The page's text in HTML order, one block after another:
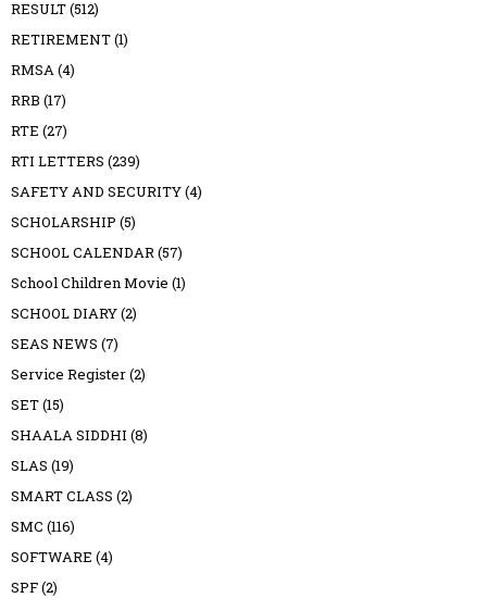
RESULT(512)
RETIREMENT(1)
RMSA(4)
RRB (17)
RTE (27)
RTI LETTERS (239)
SAFETY AND SECURITY(4)
SCHOLARSHIP (5)
SCHOOL CALENDAR(57)
School Children Movie (1)
SCHOOL DIARY(2)
SEAS NEWS (7)
Service Register(2)
SET(15)
SHAALA SIDDHI (8)
SLAS (19)
SMART CLASS (2)
SMC (116)
SOFTWARE (4)
SPF(2)